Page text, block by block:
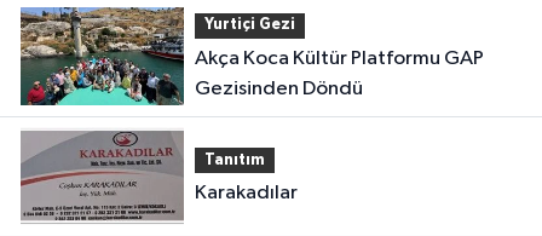
Yurtiçi Gezi
Akça Koca Kültür Platformu GAP
Gezisinden Döndü
Tanıtım
Karakadılar